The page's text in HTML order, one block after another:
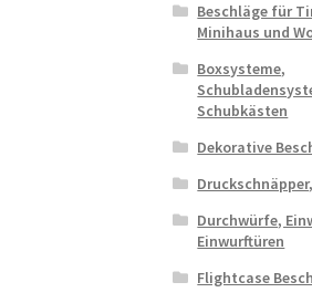
Beschläge für
Minihaus und
Boxsysteme,
Schubkästen
Dekorative
Durchwürfe,
Einwurftüren
Flightcase